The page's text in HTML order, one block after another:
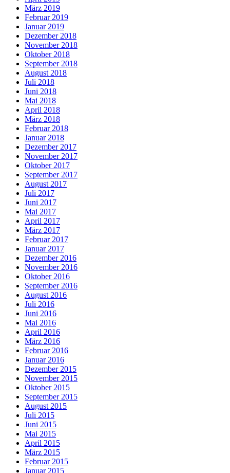
März 2019
Februar 2019
Januar 2019
Dezember 2018
November 2018
Oktober 2018
September 2018
August 2018
Juli 2018
Juni 2018
Mai 2018
April 2018
März 2018
Februar 2018
Januar 2018
Dezember 2017
November 2017
Oktober 2017
September 2017
August 2017
Juli 2017
Juni 2017
Mai 2017
April 2017
März 2017
Februar 2017
Januar 2017
Dezember 2016
November 2016
Oktober 2016
September 2016
August 2016
Juli 2016
Juni 2016
Mai 2016
April 2016
März 2016
Februar 2016
Januar 2016
Dezember 2015
November 2015
Oktober 2015
September 2015
August 2015
Juli 2015
Juni 2015
Mai 2015
April 2015
März 2015
Februar 2015
Januar 2015